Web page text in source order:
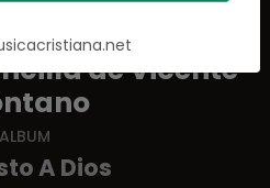
de Vicente
ALBUM
A Dios